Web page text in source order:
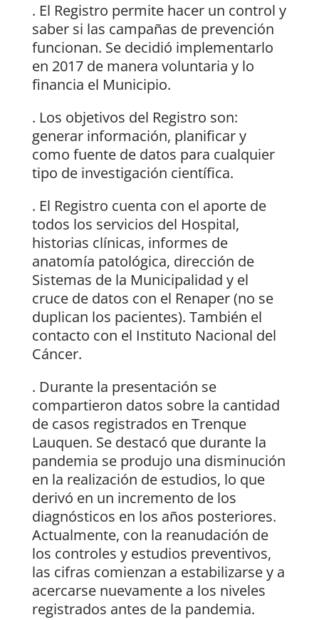
. El Registro permite hacer un control y
saber si las campañas de prevención
funcionan. Se decidió implementarlo
en 2017 de manera voluntaria y lo
financia el Municipio.
. Los objetivos del Registro son:
generar información, planificar y
como fuente de datos para cualquier
tipo de investigación científica.
. El Registro cuenta con el aporte de
todos los servicios del Hospital,
historias clínicas, informes de
anatomía patológica, dirección de
Sistemas de la Municipalidad y el
cruce de datos con el Renaper (no se
duplican los pacientes). También el
contacto con el Instituto Nacional del
Cáncer.
. Durante la presentación se
compartieron datos sobre la cantidad
de casos registrados en Trenque
Lauquen. Se destacó que durante la
pandemia se produjo una disminución
en la realización de estudios, lo que
derivó en un incremento de los
diagnósticos en los años posteriores.
Actualmente, con la reanudación de
los controles y estudios preventivos,
las cifras comienzan a estabilizarse y a
acercarse nuevamente a los niveles
registrados antes de la pandemia.